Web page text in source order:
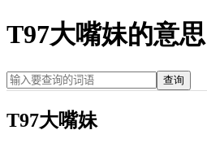
T97大嘴妹的意思
查询
T97大嘴妹